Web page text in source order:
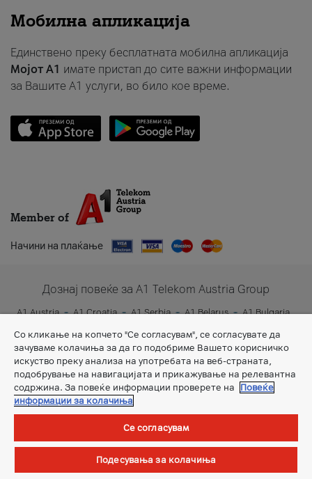
Мобилна апликација
Единствено преку бесплатната мобилна апликација
Мојот A1 имате пристап до сите важни информации
за Вашите A1 услуги, во било кое време.
Member of
Начини на плаќање
Дознај повеќе за A1 Telekom Austria Group
A1 Austria A1 Croatia A1 Serbia A1 Belarus
A1 Bulgaria
©Сите права задржани.А1 Македонија ДООЕЛ
Општи услови
Со кликање на копчето "Се согласувам", се согласувате да
зачуваме колачиња за да го подобриме Вашето корисничко
искуство преку анализа на употребата на веб-страната,
подобрување на навигацијата и прикажување на релевантна
содржина. За повеќе информации проверете на
Повеќе
информации за колачиња
Се согласувам
Подесувања за колачиња